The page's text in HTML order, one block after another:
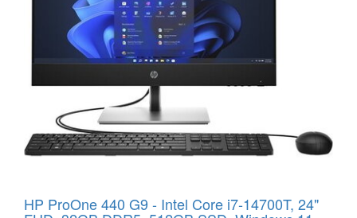
HP ProOne 440 G9 - Intel Core i7-14700T, 24"